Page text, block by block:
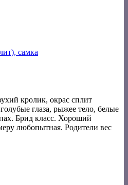
самка
кролик, окрас сплит
глаза, рыжее тело, белые
Брид класс. Хороший
любопытная. Родители вес